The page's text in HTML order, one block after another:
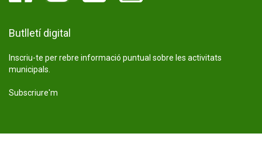
Butlletí digital
Inscriu-te per rebre informació puntual sobre les activitats
municipals.
Subscriure'm